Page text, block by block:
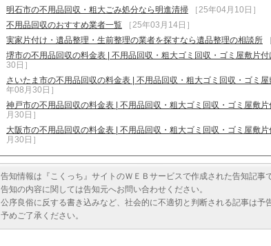
明石市の不用品回収・粗大ごみ処分なら明進清掃
［25年04月10日］
不用品回収のおすすめ業者一覧
［25年03月14日］
実家片付け・遺品整理・生前整理の業者を探すなら遺品整理の相談所
堺市の不用品回収の料金表 | 不用品回収・粗大ゴミ回収・ゴミ屋敷片
30日］
さいたま市の不用品回収の料金表 | 不用品回収・粗大ゴミ回収・ゴミ
年08月30日］
神戸市の不用品回収の料金表 | 不用品回収・粗大ゴミ回収・ゴミ屋敷
月30日］
大阪市の不用品回収の料金表 | 不用品回収・粗大ゴミ回収・ゴミ屋敷
月30日］
告知情報は『こくっち』サイトのＷＥＢサービスで作成された告知記事で
告知の内容に関しては告知元へお問い合わせください。
公序良俗に反する書き込みなど、社会的に不適切と判断される記事は予
予めご了承ください。